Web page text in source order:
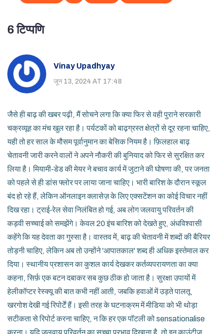
6 टिप्पणि
Vinay Upadhyay
जून 13, 2024 AT 17:48
जैसे ही बाढ़ की खबर पढ़ी, मैं सोचने लगा कि क्या फिर से वही पुराने सरकारी
चक्रव्यूह का मंच खुल रहा है। पर्यटकों को बाढ़ग्रस्त क्षेत्रों से दूर रहना चाहिए,
यही तो हर साल के मौसम पूर्वानुमान का बेसिक नियम है। फ़िलहाल बाढ़
चेतावनी जारी करने वालों ने अपने नौकरी की बुनियाद को फिर से सुरक्षित कर
लिया है। मियामी‑डेड की मेयर ने बचाव कार्य में जुटाने की घोषणा की, पर जनता
को पहले से ही डांस फ्लोर पर लाया जाना चाहिए। भारी बारिश के दौरान स्कूल
बंद हो रहे हैं, लेकिन ऑनलाइन क्लासेज़ के लिए एक्सटेंशन का कोई विचार नहीं
दिख रहा। ट्राई‑रेल सेवा निलंबित हो गई, अब लोग जलवायु परिवर्तन की
कड़वी सच्चाई को समझेंगे। केवल 20 इंच बारिश को देखते हुए, अंधविश्वासी
कहेंगे कि यह देवता का गुस्सा है। वास्तव में, बाढ़ की चेतावनी में शब्दों की बैरियर
तोड़नी चाहिए, लेकिन अब तो उन्होंने 'आपातकाल' शब्द ही अधिक इस्तेमाल कर
दिया। स्थानीय प्रशासन का कुशल कार्य देखकर कर्तव्यपरायणता का क्या
कहना, सिर्फ़ एक बटन दबाकर सब कुछ ठीक हो जाता है। सुरक्षा उपायों में
हेलीकॉप्टर रेस्क्यू की बात कभी नहीं आती, जबकि हवाओं में उड़ते पालतू
खरगोश देखी गई रिपोर्टें हैं। इसी तरह के घटनाक्रम में मीडिया को भी थोड़ा
सटीकता से रिपोर्ट करना चाहिए, न कि हर एक पॉटली को sensationalise